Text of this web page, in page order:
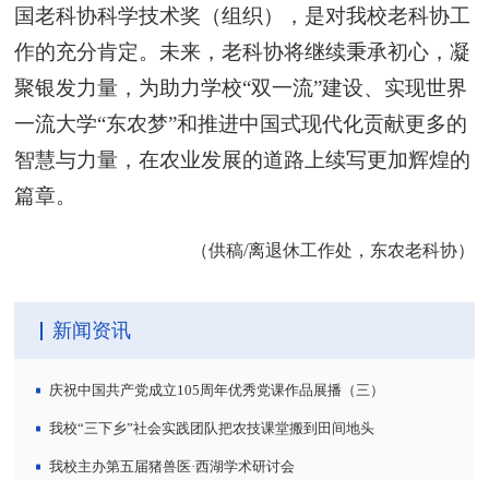
国老科协科学技术奖（组织），是对我校老科协工
作的充分肯定。未来，老科协将继续秉承初心，凝
聚银发力量，为助力学校“双一流”建设、实现世界
一流大学“东农梦”和推进中国式现代化贡献更多的
智慧与力量，在农业发展的道路上续写更加辉煌的
篇章。
（供稿/离退休工作处，东农老科协）
新闻资讯
庆祝中国共产党成立105周年优秀党课作品展播（三）
我校“三下乡”社会实践团队把农技课堂搬到田间地头
我校主办第五届猪兽医·西湖学术研讨会